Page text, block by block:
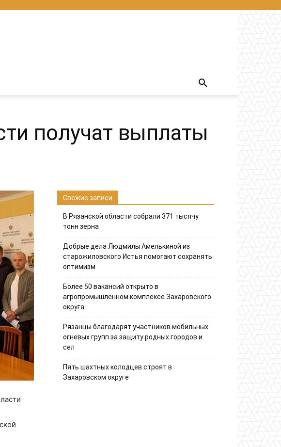
получат выплаты
Свежие записи
В Рязанской области собрали 371 тысячу
тонн зерна
Добрые дела Людмилы Амелькиной из
старожиловского Истья помогают сохранять
оптимизм
Более 50 вакансий открыто в
агропромышленном комплексе Захаровского
округа
Рязанцы благодарят участников мобильных
огневых групп за защиту родных городов и
сел
Пять шахтных колодцев строят в
Захаровском округе